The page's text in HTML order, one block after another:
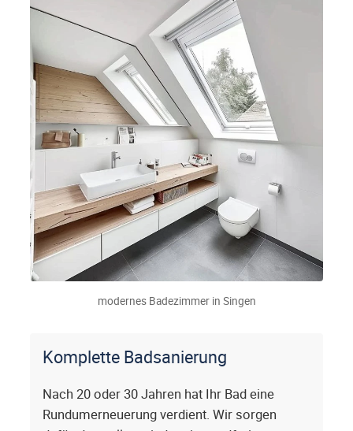
modernes Badezimmer in Singen
Komplette Badsanierung
Nach 20 oder 30 Jahren hat Ihr Bad eine
Rundumerneuerung verdient. Wir sorgen